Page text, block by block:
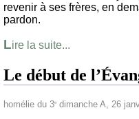
revenir à ses frères, en
pardon.
Lire la suite...
Le début de
homélie du 3e dimanche A, 26